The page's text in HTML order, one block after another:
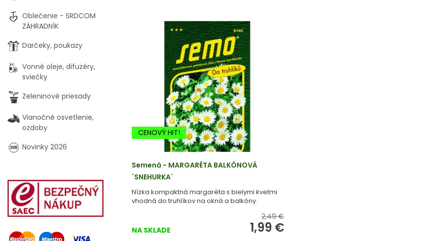
-20% Zľava
CENOVÝ HIT!
Semená - MARGARÉTA BALKÓNOVÁ
´SNEHURKA´
Nízka kompaktná margaréta s bielymi kvetmi
vhodná do truhlíkov na okná a balkóny.
NA SKLADE
2,49 €
1,99 €
Oblečenie - SRDCOM
ZÁHRADNÍK
Darčeky, poukazy
Vonné oleje, difuzéry,
sviečky
Zeleninové priesady
Vianočné osvetlenie,
ozdoby
Novinky 2026